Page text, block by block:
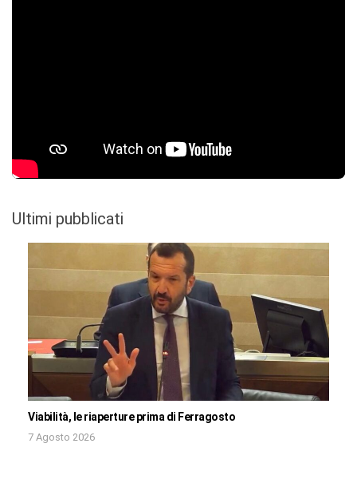
Ultimi pubblicati
Viabilità, le riaperture prima di Ferragosto
7 Agosto 2026